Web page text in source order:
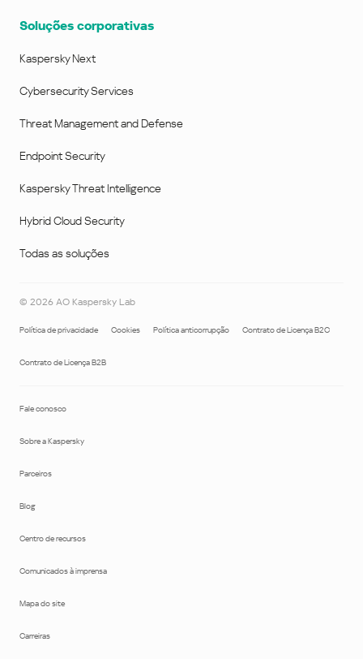
Soluções corporativas
Kaspersky Next
Cybersecurity Services
Threat Management and Defense
Endpoint Security
Kaspersky Threat Intelligence
Hybrid Cloud Security
Todas as soluções
© 2026 AO Kaspersky Lab
Política de privacidade Cookies Política anticorrupção Contrato de Licença B2C
Contrato de Licença B2B
Fale conosco
Sobre a Kaspersky
Parceiros
Blog
Centro de recursos
Comunicados à imprensa
Mapa do site
Carreiras